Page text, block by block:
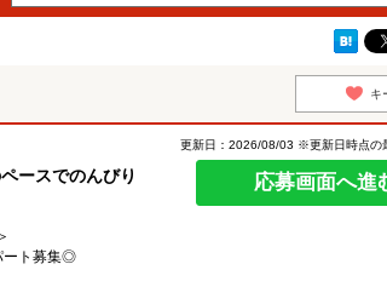
キ
ースでのんびり
更新日：2026/08/03 ※更新日時点の
応募画面へ進
ート募集◎